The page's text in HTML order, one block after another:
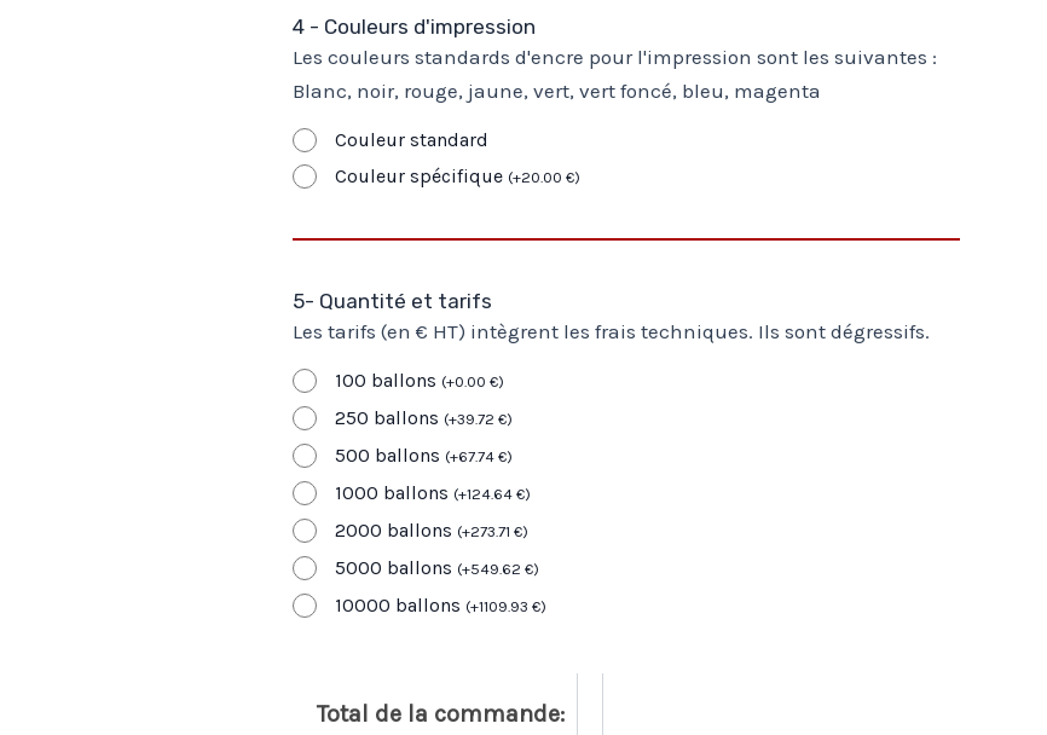
4 - Couleurs d'impression
Les couleurs standards d'encre pour l'impression sont les suivantes :
Blanc, noir, rouge, jaune, vert, vert foncé, bleu, magenta
Couleur standard
Couleur spécifique (+20.00 €)
5- Quantité et tarifs
Les tarifs (en € HT) intègrent les frais techniques. Ils sont dégressifs.
100 ballons (+0.00 €)
250 ballons (+39.72 €)
500 ballons (+67.74 €)
1000 ballons (+124.64 €)
2000 ballons (+273.71 €)
5000 ballons (+549.62 €)
10000 ballons (+1109.93 €)
Total de la commande: